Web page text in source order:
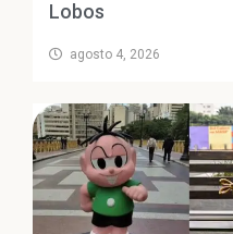
Lobos
agosto 4, 2026